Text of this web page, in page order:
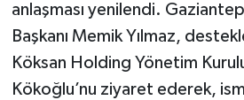
anlaşması yenilendi.
Başkanı Memik Yılmaz,
Köksan Holding Yönetim Kurulu
Kökoğlu’nu ziyaret ederek,